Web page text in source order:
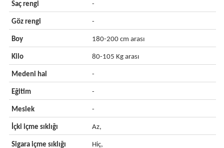
Saç rengi -
Göz rengi -
Boy 180-200 cm arası
Kilo 80-105 Kg arası
Medeni hal -
Eğitim -
Meslek -
İçki içme sıklığı Az,
Sigara içme sıklığı Hiç,